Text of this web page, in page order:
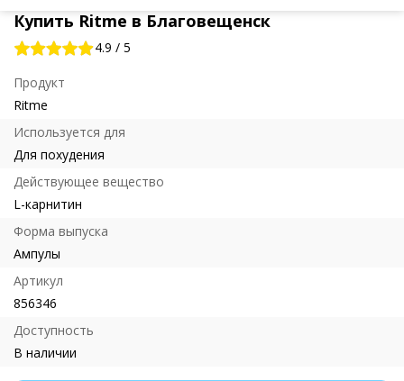
Купить Ritme в Благовещенск
4.9 / 5
Продукт
Ritme
Используется для
Для похудения
Действующее вещество
L-карнитин
Форма выпуска
Ампулы
Артикул
856346
Доступность
В наличии